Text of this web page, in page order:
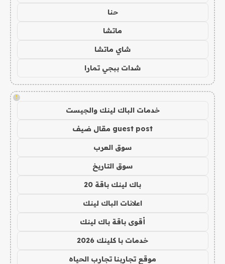
حنا
ماتشا
شاي ماتشا
شدات ببجي تمارا
!
خدمات الباك لينك والجيست
guest post مقال ضيف
سوق العرب
سوق التاريخ
باك لينك باقة 20
اعلانات الباك لينك
أقوى باقة باك لينك
خدمات با كلينك 2026
موقع تجاربنا تجارب الحياه